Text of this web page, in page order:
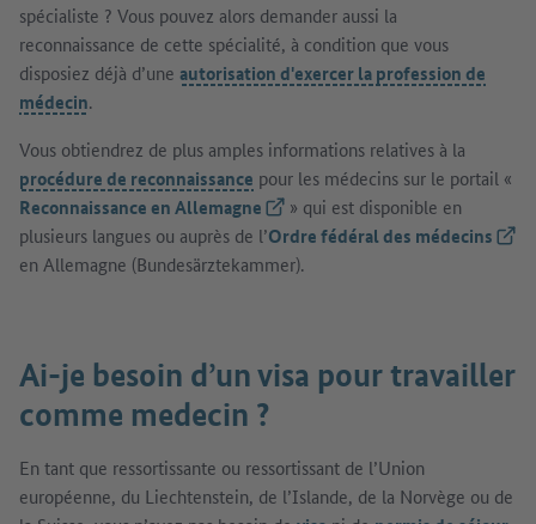
spécialiste ? Vous pouvez alors demander aussi la
reconnaissance de cette spécialité, à condition que vous
disposiez déjà d’une autorisation d'exercer la profession de
médecin.
Vous obtiendrez de plus amples informations relatives à la
procédure de reconnaissance pour les médecins sur le portail «
Reconnaissance en Allemagne(Lien externe)
» qui est disponible en
plusieurs langues ou auprès de l’Ordre fédéral des médecins
en Allemagne (Bundesärztekammer).
Ai-je besoin d’un visa pour travailler
comme medecin ?
En tant que ressortissante ou ressortissant de l’Union
européenne, du Liechtenstein, de l’Islande, de la Norvège ou de